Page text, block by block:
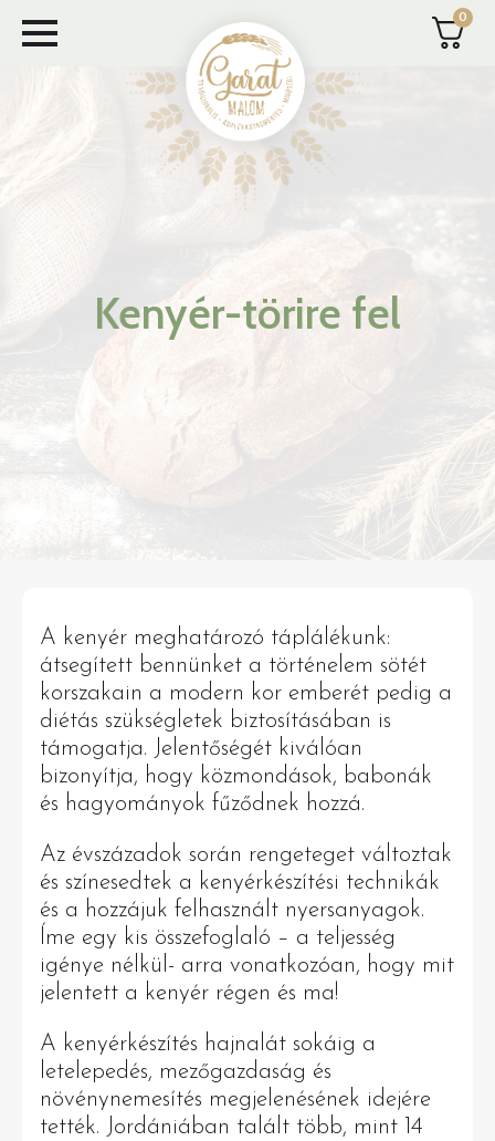
Skip
to
0
Kenyér-törire fel
A kenyér meghatározó táplálékunk:
átsegített bennünket a történelem sötét
korszakain a modern kor emberét pedig a
diétás szükségletek biztosításában is
támogatja. Jelentőségét kiválóan
bizonyítja, hogy közmondások, babonák
és hagyományok fűződnek hozzá.
Az évszázadok során rengeteget változtak
és színesedtek a kenyérkészítési technikák
és a hozzájuk felhasznált nyersanyagok.
Íme egy kis összefoglaló – a teljesség
igénye nélkül- arra vonatkozóan, hogy mit
jelentett a kenyér régen és ma!
A kenyérkészítés hajnalát sokáig a
letelepedés, mezőgazdaság és
növénynemesítés megjelenésének idejére
tették. Jordániában talált több, mint 14